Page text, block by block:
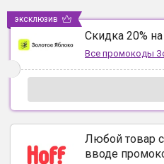
Скидка 20%
Все промокоды
эксклюзив
Любой товар
вводе